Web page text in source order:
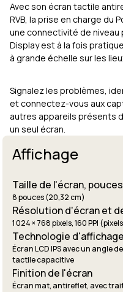
Avec son écran tactile
RVB, la prise en charge du
une connectivité de niveau
Display est à la fois
à grande échelle sur les
Signalez les problèmes,
et connectez-vous aux
autres appareils présents
un seul écran.
Affichage
Taille de l'écran,
8 pouces (20,32 cm)
Résolution d'écran et
1 024 × 768 pixels, 160 PPI
Technologie d'affichage
Écran LCD IPS avec un angle
tactile capacitive
Finition de l'écran
Écran mat, antireflet, avec